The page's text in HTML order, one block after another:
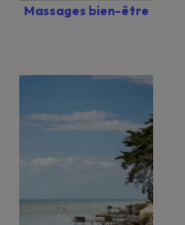
Massages bien-être